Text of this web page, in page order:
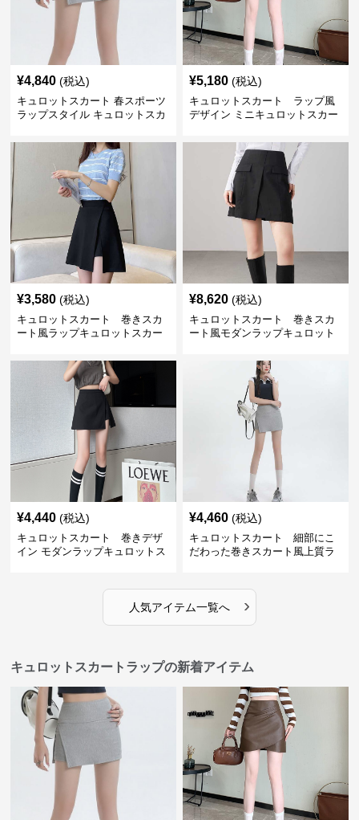
¥4,840 (税込)
キュロットスカート 春スポーツ
ラップスタイル キュロットスカ
¥5,180 (税込)
キュロットスカート ラップ風
デザイン ミニキュロットスカー
¥3,580 (税込)
キュロットスカート 巻きスカ
ート風ラップキュロットスカー
¥8,620 (税込)
キュロットスカート 巻きスカ
ート風モダンラップキュロット
¥4,440 (税込)
キュロットスカート 巻きデザ
イン モダンラップキュロットス
¥4,460 (税込)
キュロットスカート 細部にこ
だわった巻きスカート風上質ラ
人気アイテム一覧へ ›
キュロットスカートラップの新着アイテム